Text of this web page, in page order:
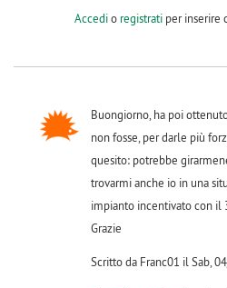
Accedio registratiper inserire
Buongiorno, ha poi
non fosse, per darle più
quesito: potrebbe
trovarmi anche io in una
impianto incentivato con il
Grazie
Scritto da Franc01 il Sab,